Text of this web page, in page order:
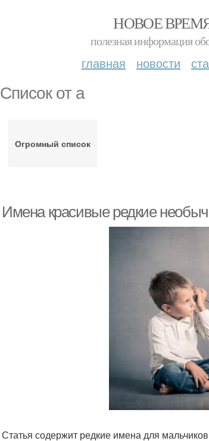
НОВОЕ
полезная информация
главная новости
Список от а
Огромный список
Имена красивые редкие
Статья содержит редкие имена для